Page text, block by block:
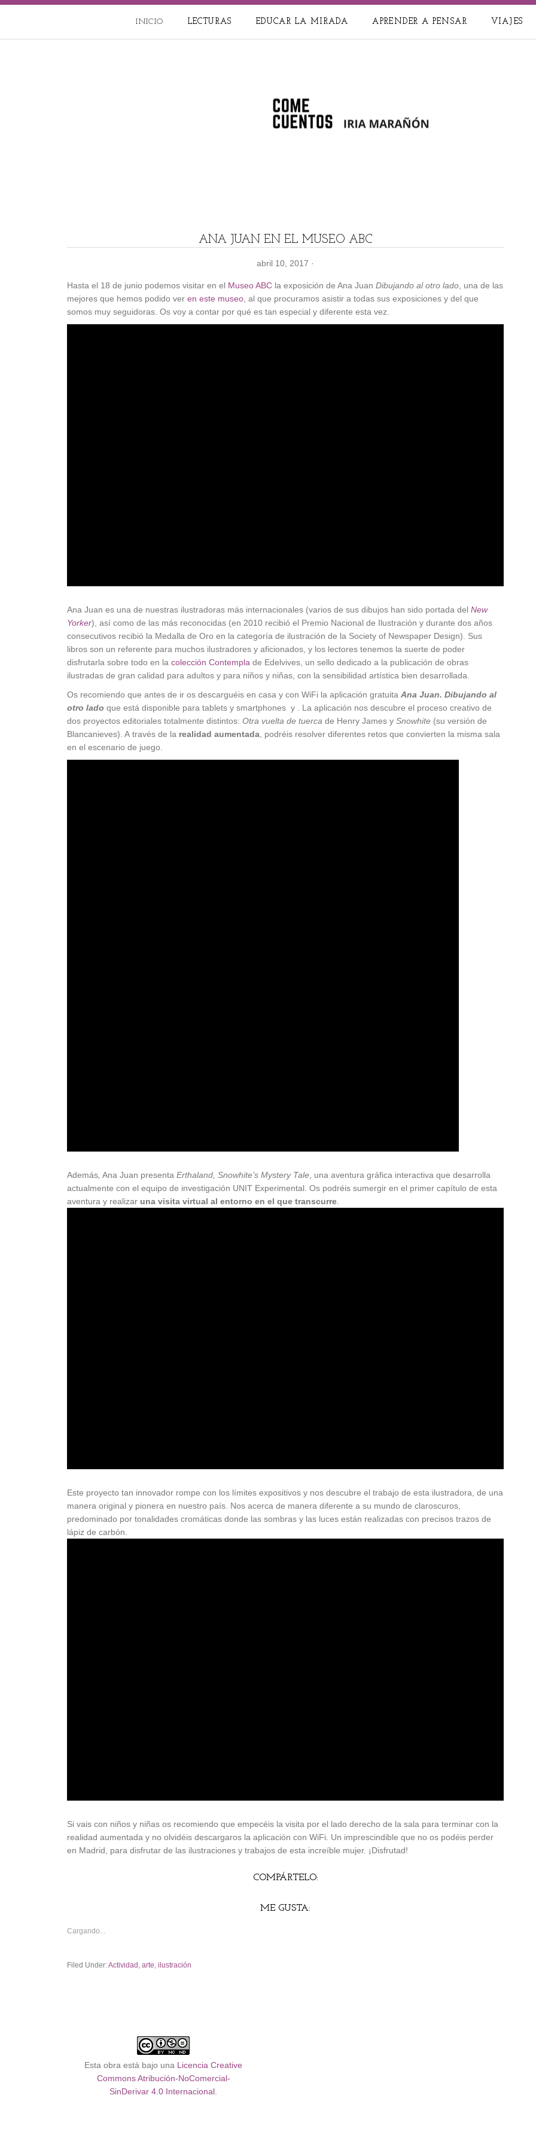
INICIO LECTURAS EDUCAR LA MIRADA APRENDER A PENSAR VIAJES
ANA JUAN EN EL MUSEO ABC
abril 10, 2017 ·
Hasta el 18 de junio podemos visitar en el Museo ABC la exposición de Ana Juan Dibujando al otro lado , una de las
mejores que hemos podido ver en este museo , al que procuramos asistir a todas sus exposiciones y del que
somos muy seguidoras. Os voy a contar por qué es tan especial y diferente esta vez.
Ana Juan es una de nuestras ilustradoras más internacionales (varios de sus dibujos han sido portada del New
Yorker), así como de las más reconocidas (en 2010 recibió el Premio Nacional de Ilustración y durante dos años
consecutivos recibió la Medalla de Oro en la categoría de ilustración de la Society of Newspaper Design). Sus
libros son un referente para muchos ilustradores y aficionados, y los lectores tenemos la suerte de poder
disfrutarla sobre todo en la colección Contempla de Edelvives, un sello dedicado a la publicación de obras
ilustradas de gran calidad para adultos y para niños y niñas, con la sensibilidad artística bien desarrollada.
Os recomiendo que antes de ir os descarguéis en casa y con WiFi la aplicación gratuita Ana Juan. Dibujando al
otro lado que está disponible para tablets y smartphones y . La aplicación nos descubre el proceso creativo de
dos proyectos editoriales totalmente distintos: Otra vuelta de tuerca de Henry James y Snowhite (su versión de
Blancanieves). A través de la realidad aumentada , podréis resolver diferentes retos que convierten la misma sala
en el escenario de juego.
Además Ana Juan presenta Erthaland, Snowhite’s Mystery Tale , una aventura gráfica interactiva que desarrolla
actualmente con el equipo de investigación UNIT Experimental. Os podréis sumergir en el primer capítulo de esta
aventura y realizar una visita virtual al entorno en el que transcurre
Este proyecto tan innovador rompe con los límites expositivos y nos descubre el trabajo de esta ilustradora, de una
manera original y pionera en nuestro país. Nos acerca de manera diferente a su mundo de claroscuros,
predominado por tonalidades cromáticas donde las sombras y las luces están realizadas con precisos trazos de
lápiz de carbón.
Si vais con niños y niñas os recomiendo que empecéis la visita por el lado derecho de la sala para terminar con la
realidad aumentada y no olvidéis descargaros la aplicación con WiFi. Un imprescindible que no os podéis perder
en Madrid, para disfrutar de las ilustraciones y trabajos de esta increíble mujer. ¡Disfrutad!
COMPÁRTELO:
ME GUSTA:
Cargando...
Filed Under:Actividad , arte, ilustración
Esta obra está bajo una Licencia Creative
Commons Atribución-NoComercial-
SinDerivar 4.0 Internacional